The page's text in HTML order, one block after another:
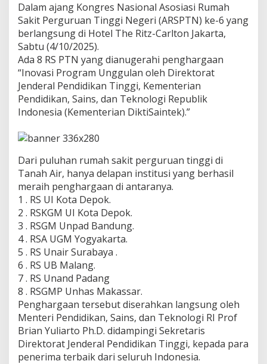
i
o
n
Dalam ajang Kongres Nasional Asosiasi Rumah
Sakit Perguruan Tinggi Negeri (ARSPTN) ke-6 yang
berlangsung di Hotel The Ritz-Carlton Jakarta,
Sabtu (4/10/2025).
Ada 8 RS PTN yang dianugerahi penghargaan
“Inovasi Program Unggulan oleh Direktorat
Jenderal Pendidikan Tinggi, Kementerian
Pendidikan, Sains, dan Teknologi Republik
Indonesia (Kementerian DiktiSaintek).”
Dari puluhan rumah sakit perguruan tinggi di
Tanah Air, hanya delapan institusi yang berhasil
meraih penghargaan di antaranya.
1 . RS UI Kota Depok.
2 . RSKGM UI Kota Depok.
3 . RSGM Unpad Bandung.
4 . RSA UGM Yogyakarta.
5 . RS Unair Surabaya .
6 . RS UB Malang.
7 . RS Unand Padang
8 . RSGMP Unhas Makassar.
Penghargaan tersebut diserahkan langsung oleh
Menteri Pendidikan, Sains, dan Teknologi RI Prof
Brian Yuliarto Ph.D. didampingi Sekretaris
Direktorat Jenderal Pendidikan Tinggi, kepada para
penerima terbaik dari seluruh Indonesia.